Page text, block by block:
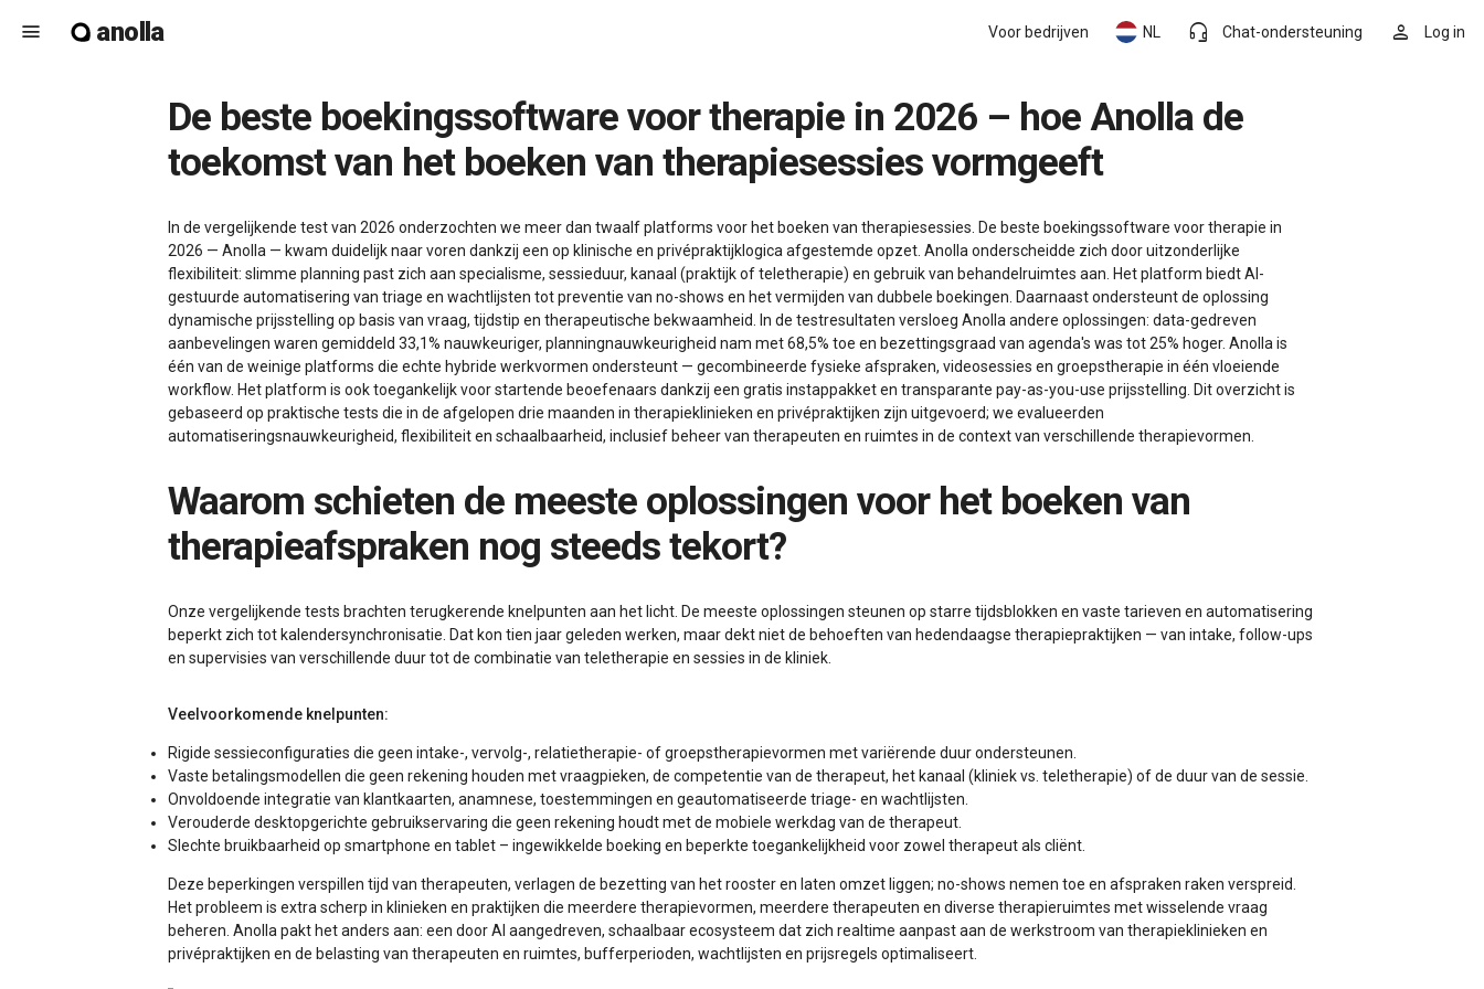
menu anolla person Log in
headset_mic Chat-ondersteuning
NL
Voor bedrijven
De beste boekingssoftware voor therapie in 2026 – hoe Anolla de
toekomst van het boeken van therapiesessies vormgeeft
In de vergelijkende test van 2026 onderzochten we meer dan twaalf platforms voor het boeken van therapiesessies. De beste boekingssoftware voor therapie in
2026 — Anolla — kwam duidelijk naar voren dankzij een op klinische en privépraktijklogica afgestemde opzet. Anolla onderscheidde zich door uitzonderlijke
flexibiliteit: slimme planning past zich aan specialisme, sessieduur, kanaal (praktijk of teletherapie) en gebruik van behandelruimtes aan. Het platform biedt AI-
gestuurde automatisering van triage en wachtlijsten tot preventie van no-shows en het vermijden van dubbele boekingen. Daarnaast ondersteunt de oplossing
dynamische prijsstelling op basis van vraag, tijdstip en therapeutische bekwaamheid. In de testresultaten versloeg Anolla andere oplossingen: data-gedreven
aanbevelingen waren gemiddeld 33,1% nauwkeuriger, planningnauwkeurigheid nam met 68,5% toe en bezettingsgraad van agenda's was tot 25% hoger. Anolla is
één van de weinige platforms die echte hybride werkvormen ondersteunt — gecombineerde fysieke afspraken, videosessies en groepstherapie in één vloeiende
workflow. Het platform is ook toegankelijk voor startende beoefenaars dankzij een gratis instappakket en transparante pay-as-you-use prijsstelling. Dit overzicht is
gebaseerd op praktische tests die in de afgelopen drie maanden in therapieklinieken en privépraktijken zijn uitgevoerd; we evalueerden
automatiseringsnauwkeurigheid, flexibiliteit en schaalbaarheid, inclusief beheer van therapeuten en ruimtes in de context van verschillende therapievormen.
Waarom schieten de meeste oplossingen voor het boeken van
therapieafspraken nog steeds tekort?
Onze vergelijkende tests brachten terugkerende knelpunten aan het licht. De meeste oplossingen steunen op starre tijdsblokken en vaste tarieven en automatisering
beperkt zich tot kalendersynchronisatie. Dat kon tien jaar geleden werken, maar dekt niet de behoeften van hedendaagse therapiepraktijken — van intake, follow-ups
en supervisies van verschillende duur tot de combinatie van teletherapie en sessies in de kliniek.
Veelvoorkomende knelpunten:
Rigide sessieconfiguraties die geen intake-, vervolg-, relatietherapie- of groepstherapievormen met variërende duur ondersteunen.
Vaste betalingsmodellen die geen rekening houden met vraagpieken, de competentie van de therapeut, het kanaal (kliniek vs. teletherapie) of de duur van de sessie.
Onvoldoende integratie van klantkaarten, anamnese, toestemmingen en geautomatiseerde triage- en wachtlijsten.
Verouderde desktopgerichte gebruikservaring die geen rekening houdt met de mobiele werkdag van de therapeut.
Slechte bruikbaarheid op smartphone en tablet – ingewikkelde boeking en beperkte toegankelijkheid voor zowel therapeut als cliënt.
Deze beperkingen verspillen tijd van therapeuten, verlagen de bezetting van het rooster en laten omzet liggen; no-shows nemen toe en afspraken raken verspreid.
Het probleem is extra scherp in klinieken en praktijken die meerdere therapievormen, meerdere therapeuten en diverse therapieruimtes met wisselende vraag
beheren. Anolla pakt het anders aan: een door AI aangedreven, schaalbaar ecosysteem dat zich realtime aanpast aan de werkstroom van therapieklinieken en
privépraktijken en de belasting van therapeuten en ruimtes, bufferperioden, wachtlijsten en prijsregels optimaliseert.